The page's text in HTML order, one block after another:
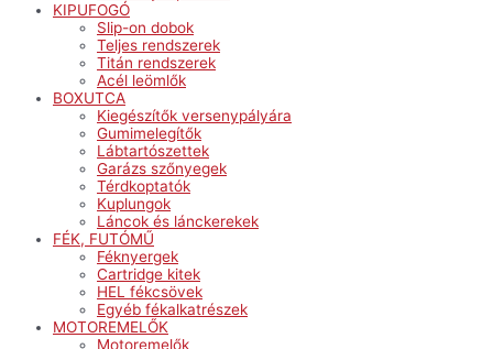
KIPUFOGÓ
Slip-on dobok
Teljes rendszerek
Titán rendszerek
Acél leömlők
BOXUTCA
Kiegészítők versenypályára
Gumimelegítők
Lábtartószettek
Garázs szőnyegek
Térdkoptatók
Kuplungok
Láncok és lánckerekek
FÉK, FUTÓMŰ
Féknyergek
Cartridge kitek
HEL fékcsövek
Egyéb fékalkatrészek
MOTOREMELŐK
Motoremelők